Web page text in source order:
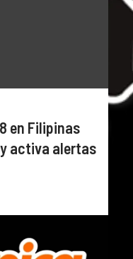
en Filipinas
activa alertas